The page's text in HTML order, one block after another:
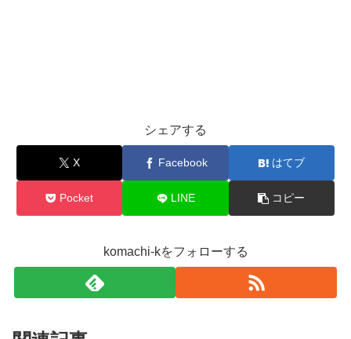
シェアする
X Facebook はてブ
Pocket LINE コピー
komachi-kをフォローする